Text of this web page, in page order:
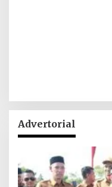
Advertorial